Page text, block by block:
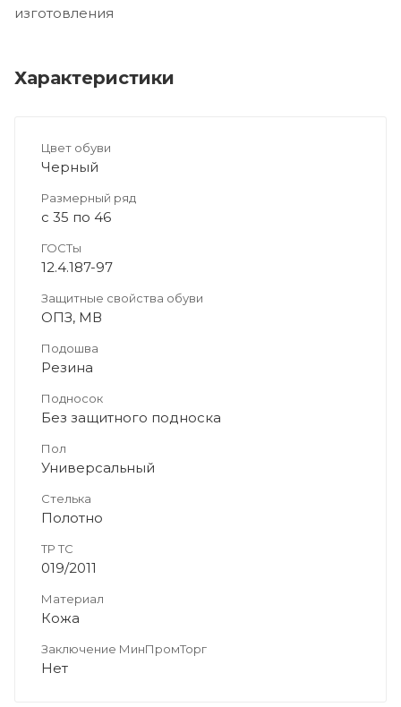
изготовления
Характеристики
Цвет обуви
Черный
Размерный ряд
с 35 по 46
ГОСТы
12.4.187-97
Защитные свойства обуви
ОПЗ, МВ
Подошва
Резина
Подносок
Без защитного подноска
Пол
Универсальный
Стелька
Полотно
ТР ТС
019/2011
Материал
Кожа
Заключение МинПромТорг
Нет